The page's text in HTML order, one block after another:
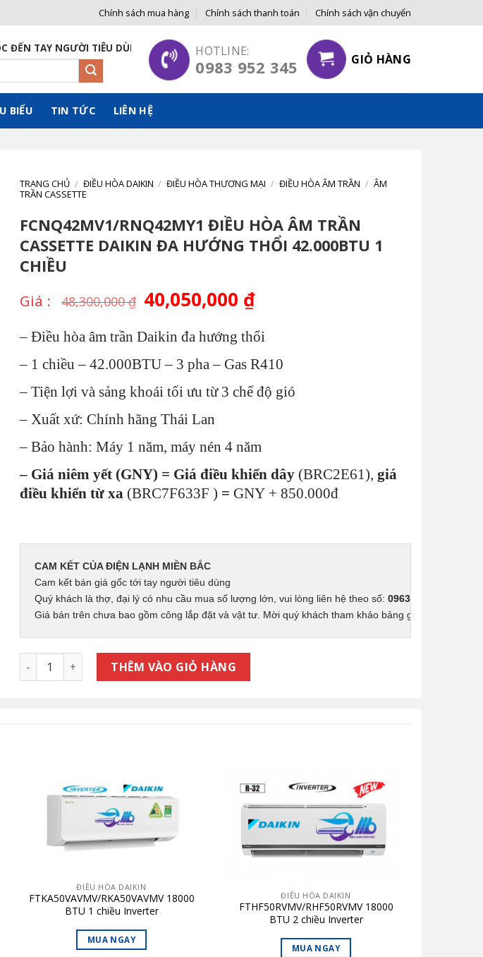
Chính sách mua hàng Chính sách thanh toán Chính sách vận chuyển
TIÊU DÙNG HOTLINE:
0983 952 345 GIỎ HÀNG
BIỂU TIN TỨC LIÊN HỆ
TRANG CHỦ / ĐIỀU HÒA DAIKIN / ĐIỀU HÒA THƯƠNG MẠI / ĐIỀU HÒA ÂM TRẦN / ÂM
TRẦN CASSETTE
FCNQ42MV1/RNQ42MY1 ĐIỀU HÒA ÂM TRẦN
CASSETTE DAIKIN ĐA HƯỚNG THỔI 42.000BTU 1
CHIỀU
48,300,000₫ Giá
gốc
48,300,000 ₫.
40,050,000 ₫Giá
là:
– Điều hòa âm trần Daikin đa hướng thổi
– 1 chiều – 42.000BTU – 3 pha – Gas R410
– Tiện lợi và sảng khoái tối ưu từ 3 chế độ gió
– Xuất xứ: Chính hãng Thái Lan
– Bảo hành: Máy 1 năm, máy nén 4 năm
– Giá niêm yết (GNY) = Giá điều khiển dây (BRC2E61), giá
điều khiển từ xa (BRC7F633F ) = GNY + 850.000đ
CAM KẾT CỦA ĐIỆN LẠNH MIỀN BẮC
Cam kết bán giá gốc tới tay người tiêu dùng
Quý khách là thợ, đại lý có nhu cầu mua số lượng lớn, vui lòng liên hệ theo số: 0963.68.68.70
Giá bán trên chưa bao gồm công lắp đặt và vật tư. Mời quý khách tham khảo bảng giá lắp đặt
FCNQ42MV1/RNQ42MY1 ĐIỀU HÒA ÂM TRẦN CASSETTE DAIKIN ĐA HƯỚNG THỔI
THÊM VÀO GIỎ HÀNG
ĐIỀU HÒA DAIKIN
FTKA50VAVMV/RKA50VAVMV 18000
BTU 1 chiều Inverter
MUA NGAY
ĐIỀU HÒA DAIKIN
FTHF50RVMV/RHF50RVMV 18000
BTU 2 chiều Inverter
MUA NGAY